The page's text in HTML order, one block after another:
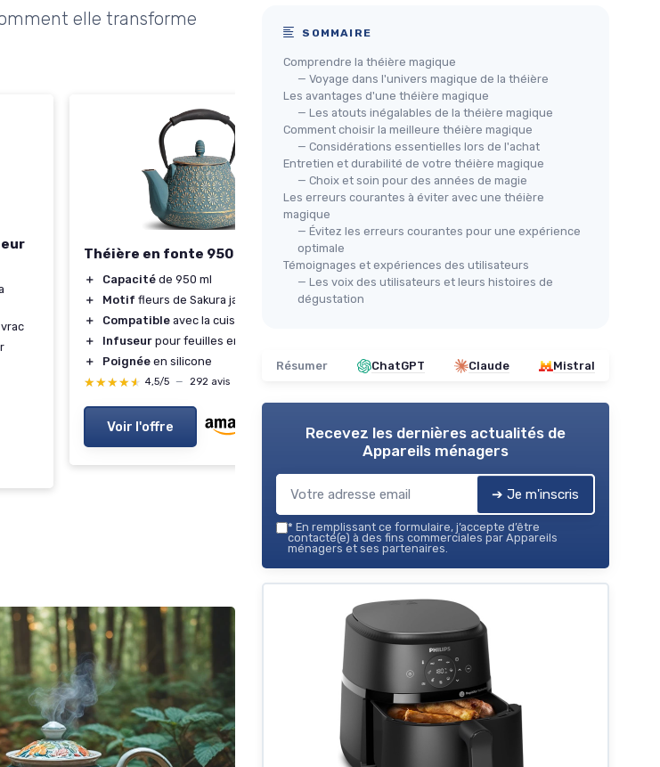
elle transforme
Théière en fonte 950 ml Sakura
＋ Capacité de 950 ml
＋
Motif fleurs de Sakura japonaises
＋
Compatible avec la cuisinière
＋
Infuseur pour feuilles en vrac et café
＋
Poignée en silicone
★★★★★
★★★★★ 4,5/5 — 292 avis
Voir l'offre
Théière en Fonte Japonaise
1200ml Sakura
＋
＋ Durabilité
de la fonte
★★★★★
★★★★★ 4,4/5 — 225 avis
Voir l'offre
SOMMAIRE
Comprendre la théière magique
— Voyage dans l'univers magique de la théière
Les avantages d'une théière magique
— Les atouts inégalables de la théière magique
Comment choisir la meilleure théière magique
— Considérations essentielles lors de l'achat
Entretien et durabilité de votre théière magique
— Choix et soin pour des années de magie
Les erreurs courantes à éviter avec une théière
magique
— Évitez les erreurs courantes pour une expérience
optimale
Témoignages et expériences des utilisateurs
— Les voix des utilisateurs et leurs histoires de
dégustation
Résumer ChatGPT Claude Mistral
Recevez les dernières actualités de
Appareils ménagers
➔ Je m'inscris
* En remplissant ce formulaire, j’accepte d’être
contacté(e) à des fins commerciales par Appareils
ménagers et ses partenaires.